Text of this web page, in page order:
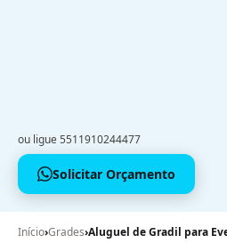
ou ligue 5511910244477
Solicitar Orçamento
Início›Grades›Aluguel de Gradil para